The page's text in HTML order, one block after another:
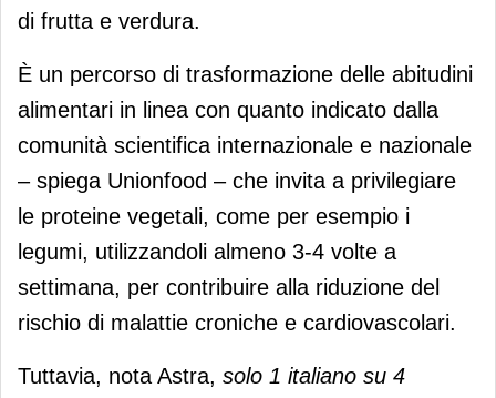
di frutta e verdura.
È un percorso di trasformazione delle abitudini
alimentari in linea con quanto indicato dalla
comunità scientifica internazionale e nazionale
– spiega Unionfood – che invita a privilegiare
le proteine vegetali, come per esempio i
legumi, utilizzandoli almeno 3-4 volte a
settimana, per contribuire alla riduzione del
rischio di malattie croniche e cardiovascolari.
Tuttavia, nota Astra, solo 1 italiano su 4